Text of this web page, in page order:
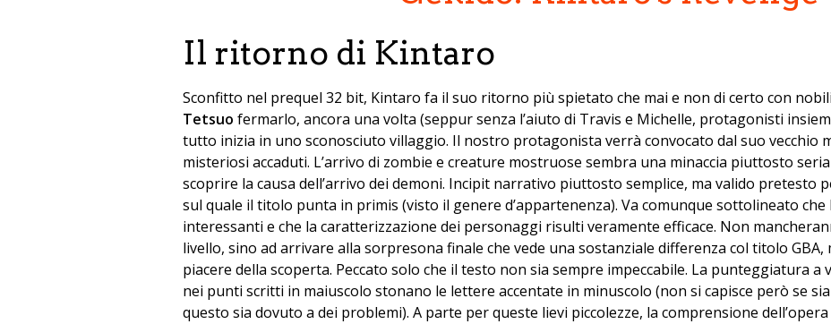
Il ritorno di Kintaro
Sconfitto nel prequel 32 bit, Kintaro fa il suo ritorno più spietato che mai e non di certo con
Tetsuo fermarlo, ancora una volta (seppur senza l’aiuto di Travis e Michelle, protagonisti
tutto inizia in uno sconosciuto villaggio. Il nostro protagonista verrà convocato dal suo vecchio
misteriosi accaduti. L’arrivo di zombie e creature mostruose sembra una minaccia piuttosto
scoprire la causa dell’arrivo dei demoni. Incipit narrativo piuttosto semplice, ma valido pretesto
sul quale il titolo punta in primis (visto il genere d’appartenenza). Va comunque sottolineato
interessanti e che la caratterizzazione dei personaggi risulti veramente efficace. Non
livello, sino ad arrivare alla sorpresona finale che vede una sostanziale differenza col titolo GBA,
piacere della scoperta. Peccato solo che il testo non sia sempre impeccabile. La punteggiatura a
nei punti scritti in maiuscolo stonano le lettere accentate in minuscolo (non si capisce però se
questo sia dovuto a dei problemi). A parte per queste lievi piccolezze, la comprensione